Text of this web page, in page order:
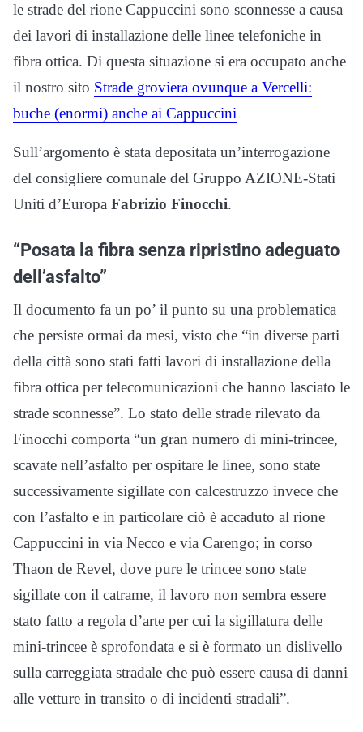
le strade del rione Cappuccini sono sconnesse a causa
dei lavori di installazione delle linee telefoniche in
fibra ottica. Di questa situazione si era occupato anche
il nostro sito Strade groviera ovunque a Vercelli:
buche (enormi) anche ai Cappuccini
Sull’argomento è stata depositata un’interrogazione
del consigliere comunale del Gruppo AZIONE-Stati
Uniti d’Europa Fabrizio Finocchi.
“Posata la fibra senza ripristino adeguato
dell’asfalto”
Il documento fa un po’ il punto su una problematica
che persiste ormai da mesi, visto che “in diverse parti
della città sono stati fatti lavori di installazione della
fibra ottica per telecomunicazioni che hanno lasciato le
strade sconnesse”. Lo stato delle strade rilevato da
Finocchi comporta “un gran numero di mini-trincee,
scavate nell’asfalto per ospitare le linee, sono state
successivamente sigillate con calcestruzzo invece che
con l’asfalto e in particolare ciò è accaduto al rione
Cappuccini in via Necco e via Carengo; in corso
Thaon de Revel, dove pure le trincee sono state
sigillate con il catrame, il lavoro non sembra essere
stato fatto a regola d’arte per cui la sigillatura delle
mini-trincee è sprofondata e si è formato un dislivello
sulla carreggiata stradale che può essere causa di danni
alle vetture in transito o di incidenti stradali”.